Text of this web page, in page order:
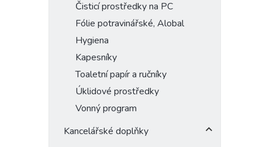
Čisticí prostředky na PC
Fólie potravinářské, Alobal
Hygiena
Kapesníky
Toaletní papír a ručníky
Úklidové prostředky
Vonný program
Kancelářské doplňky